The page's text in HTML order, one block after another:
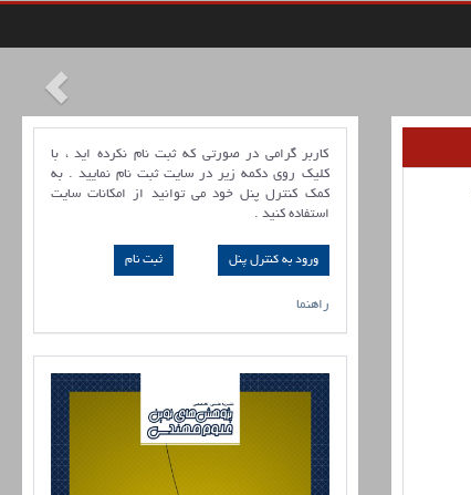
کاربر گرامی در صورتی که ثبت نام نکرده اید ، با
کلیک روی دکمه زیر در سایت ثبت نام نمایید . به
کمک کنترل پنل خود می توانید از امکانات سایت
استفاده کنید .
ورود به کنترل پنل
راهنما